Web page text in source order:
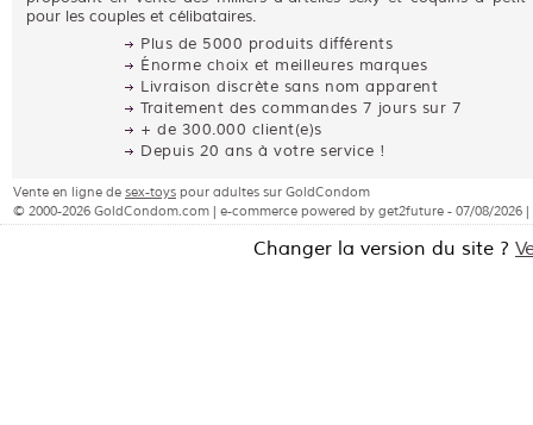
pour les couples et célibataires.
Plus de 5000 produits différents
Énorme choix et meilleures marques
Livraison discrète sans nom apparent
Traitement des commandes 7 jours sur 7
+ de 300.000 client(e)s
Depuis 20 ans à votre service !
Vente en ligne de sex-toys pour adultes sur GoldCondom
© 2000-2026 GoldCondom.com | e-commerce powered by get2future - 07/08/2026 |
Changer la version du site ?